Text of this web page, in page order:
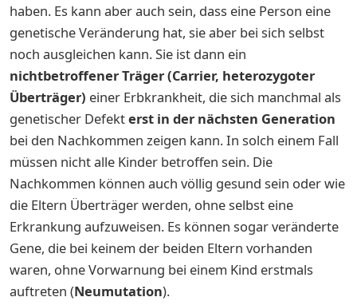
haben. Es kann aber auch sein, dass eine Person eine
genetische Veränderung hat, sie aber bei sich selbst
noch ausgleichen kann. Sie ist dann ein
nichtbetroffener Träger (Carrier, heterozygoter
Überträger) einer Erbkrankheit, die sich manchmal als
genetischer Defekterst in der nächsten Generation
bei den Nachkommen zeigen kann. In solch einem Fall
müssen nicht alle Kinder betroffen sein. Die
Nachkommen können auch völlig gesund sein oder wie
die Eltern Überträger werden, ohne selbst eine
Erkrankung aufzuweisen. Es können sogar veränderte
Gene, die bei keinem der beiden Eltern vorhanden
waren, ohne Vorwarnung bei einem Kind erstmals
auftreten (Neumutation).